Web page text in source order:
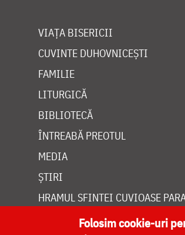
VIAȚA BISERICII
CUVINTE DUHOVNICEȘTI
FAMILIE
LITURGICĂ
BIBLIOTECĂ
ÎNTREABĂ PREOTUL
MEDIA
ȘTIRI
HRAMUL SFINTEI CUVIOASE
Folosim cookie-uri